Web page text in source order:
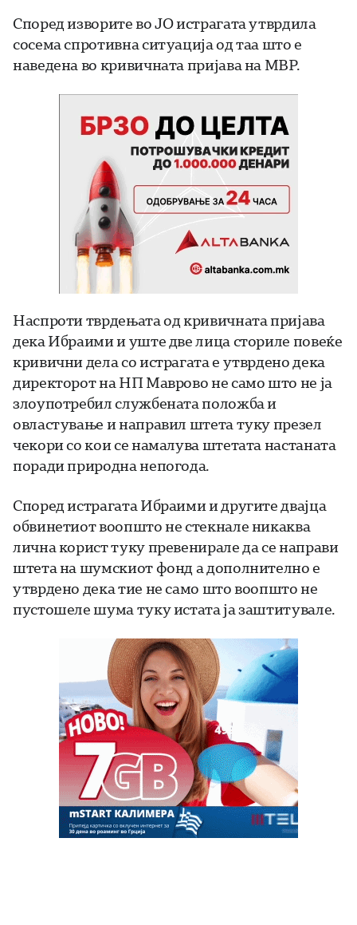
Според изворите во ЈО истрагата утврдила
сосема спротивна ситуација од таа што е
наведена во кривичната пријава на МВР.
Наспроти тврдењата од кривичната пријава
дека Ибраими и уште две лица сториле повеќе
кривични дела со истрагата е утврдено дека
директорот на НП Маврово не само што не ја
злоупотребил службената положба и
овластување и направил штета туку презел
чекори со кои се намалува штетата настаната
поради природна непогода.
Според истрагата Ибраими и другите двајца
обвинетиот воопшто не стекнале никаква
лична корист туку превенирале да се направи
штета на шумскиот фонд а дополнително е
утврдено дека тие не само што воопшто не
пустошеле шума туку истата ја заштитувале.